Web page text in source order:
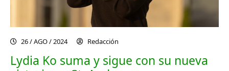
26 / AGO / 2024 Redacción
Lydia Ko suma y sigue con su nueva